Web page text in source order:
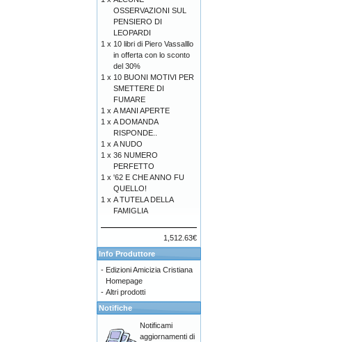
OSSERVAZIONI SUL
PENSIERO DI
LEOPARDI
1 x 10 libri di Piero Vassalllo
in offerta con lo sconto
del 30%
1 x 10 BUONI MOTIVI PER
SMETTERE DI
FUMARE
1 x A MANI APERTE
1 x A DOMANDA
RISPONDE..
1 x A NUDO
1 x 36 NUMERO
PERFETTO
1 x '62 E CHE ANNO FU
QUELLO!
1 x A TUTELA DELLA
FAMIGLIA
1,512.63€
Info Produttore
- Edizioni Amicizia Cristiana
Homepage
- Altri prodotti
Notifiche
Notificami
aggiornamenti di